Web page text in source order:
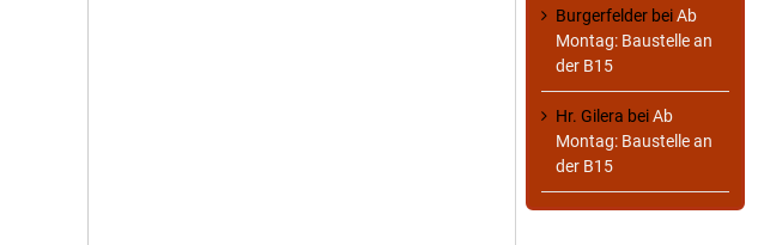
Burgerfelder beiAb
Montag: Baustelle an
der B15
Hr. Gilera beiAb
Montag: Baustelle an
der B15